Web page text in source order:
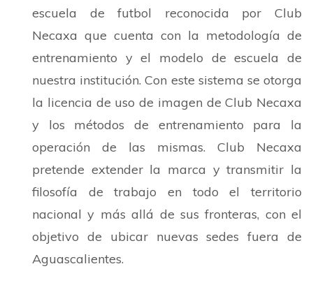
escuela de futbol reconocida por Club
Necaxa que cuenta con la metodología de
entrenamiento y el modelo de escuela de
nuestra institución. Con este sistema se otorga
la licencia de uso de imagen de Club Necaxa
y los métodos de entrenamiento para la
operación de las mismas. Club Necaxa
pretende extender la marca y transmitir la
filosofía de trabajo en todo el territorio
nacional y más allá de sus fronteras, con el
objetivo de ubicar nuevas sedes fuera de
Aguascalientes.